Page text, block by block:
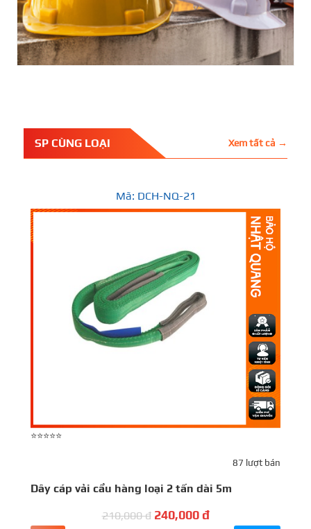
SP CÙNG LOẠI Xem tất cả →
Mã: DCH-NQ-21
⭐⭐⭐⭐⭐
87 lượt bán
Dây cáp vải cẩu hàng loại 2 tấn dài 5m
210,000 đ 240,000 đ